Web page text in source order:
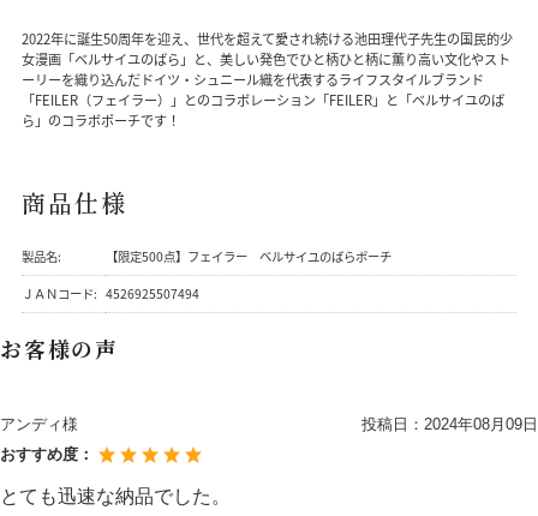
2022年に誕生50周年を迎え、世代を超えて愛され続ける池田理代子先生の国民的少
女漫画「ベルサイユのばら」と、美しい発色でひと柄ひと柄に薫り高い文化やスト
ーリーを織り込んだドイツ・シュニール織を代表するライフスタイルブランド
「FEILER（フェイラー）」とのコラボレーション「FEILER」と「ベルサイユのば
ら」のコラボポーチです！
商品仕様
製品名: 【限定500点】フェイラー ベルサイユのばらポーチ
ＪＡＮコード: 4526925507494
お客様の声
アンディ様 投稿日： 2024年08月09日
おすすめ度：
とても迅速な納品でした。